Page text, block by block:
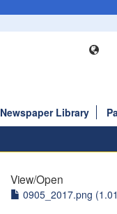
Newspaper Library
View/Open
0905_2017.png